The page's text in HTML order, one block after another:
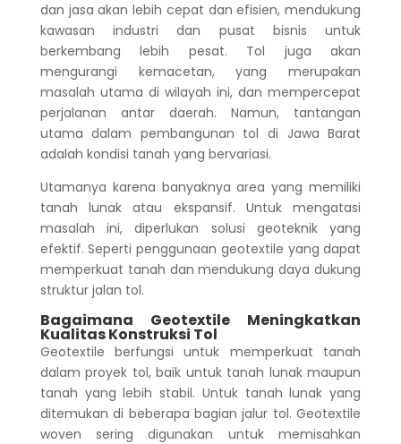
dan jasa akan lebih cepat dan efisien, mendukung
kawasan industri dan pusat bisnis untuk
berkembang lebih pesat. Tol juga akan
mengurangi kemacetan, yang merupakan
masalah utama di wilayah ini, dan mempercepat
perjalanan antar daerah. Namun, tantangan
utama dalam pembangunan tol di Jawa Barat
adalah kondisi tanah yang bervariasi.
Utamanya karena banyaknya area yang memiliki
tanah lunak atau ekspansif. Untuk mengatasi
masalah ini, diperlukan solusi geoteknik yang
efektif. Seperti penggunaan geotextile yang dapat
memperkuat tanah dan mendukung daya dukung
struktur jalan tol.
Bagaimana Geotextile Meningkatkan
Kualitas Konstruksi Tol
Geotextile berfungsi untuk memperkuat tanah
dalam proyek tol, baik untuk tanah lunak maupun
tanah yang lebih stabil. Untuk tanah lunak yang
ditemukan di beberapa bagian jalur tol.Geotextile
woven sering digunakan untuk memisahkan